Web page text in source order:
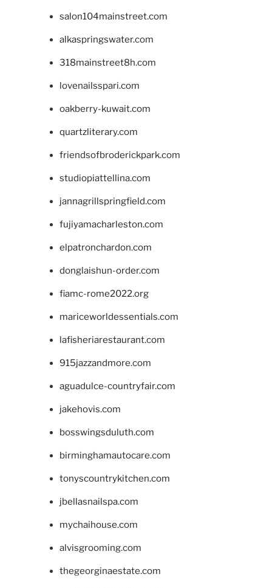
salon104mainstreet.com
alkaspringswater.com
318mainstreet8h.com
lovenailsspari.com
oakberry-kuwait.com
quartzliterary.com
friendsofbroderickpark.com
studiopiattellina.com
jannagrillspringfield.com
fujiyamacharleston.com
elpatronchardon.com
donglaishun-order.com
fiamc-rome2022.org
mariceworldessentials.com
lafisheriarestaurant.com
915jazzandmore.com
aguadulce-countryfair.com
jakehovis.com
bosswingsduluth.com
birminghamautocare.com
tonyscountrykitchen.com
jbellasnailspa.com
mychaihouse.com
alvisgrooming.com
thegeorginaestate.com